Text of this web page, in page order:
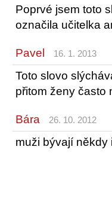
Poprvé jsem toto
označila učitelka
Pavel 16. 1. 2013
Toto slovo
přitom ženy často
Bára 26. 10. 2012
muži bývají někdy